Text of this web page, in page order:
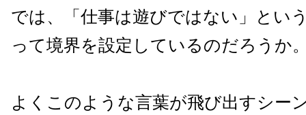
では、「仕事は遊びではない」とい
って境界を設定しているのだろうか
よくこのような言葉が飛び出すシー